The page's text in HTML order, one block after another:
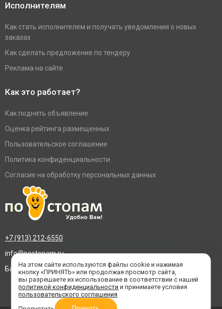
Исполнителям
Как стать исполнителем и получать уведомления о новых
заказах
Как сделать предложение по тендеру
Реклама на сайте
Как это работает?
Как поднять объявление
Оценка рейтинга размещенных
Пользовательское соглашение
Политика конфиденциальности
Согласие на обработку персональных данных
+7 (913) 212-6550
info@postopam.ru
Барнаул, пр. Социалистический 109, оф.455
На этом сайте используются файлы cookie и нажимая
кнопку «ПРИНЯТЬ» или продолжая просмотр сайта,
вы разрешаете их использование в соответствии с нашей
политикой конфиденциальности и принимаете условия
пользовательского соглашения